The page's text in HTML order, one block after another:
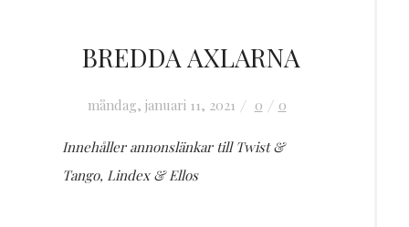
Inredning
BREDDA AXLARNA
måndag, januari 11, 2021 0 0
Innehåller annonslänkar till Twist &
Tango, Lindex & Ellos